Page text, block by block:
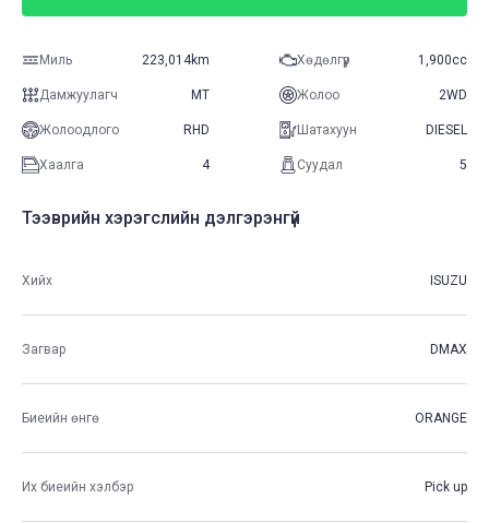
Миль 223,014km Хөдөлгүүр 1,900cc
Дамжуулагч MT Жолоо 2WD
Жолоодлого RHD Шатахуун DIESEL
Хаалга 4 Суудал 5
Тээврийн хэрэгслийн дэлгэрэнгүй
Хийх ISUZU
Загвар DMAX
Биеийн өнгө ORANGE
Их биеийн хэлбэр Pick up